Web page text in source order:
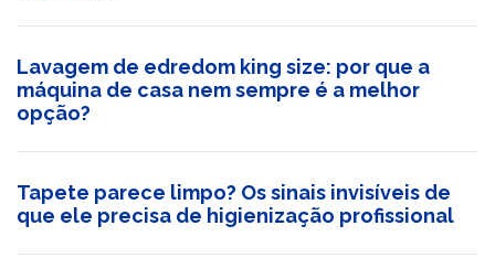
Lavagem de edredom king size: por que a
máquina de casa nem sempre é a melhor
opção?
Tapete parece limpo? Os sinais invisíveis de
que ele precisa de higienização profissional